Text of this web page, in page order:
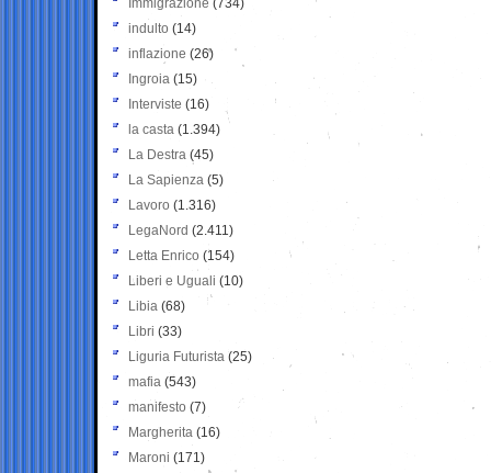
Immigrazione (734)
indulto (14)
inflazione (26)
Ingroia (15)
Interviste (16)
la casta (1.394)
La Destra (45)
La Sapienza (5)
Lavoro (1.316)
LegaNord (2.411)
Letta Enrico (154)
Liberi e Uguali (10)
Libia (68)
Libri (33)
Liguria Futurista (25)
mafia (543)
manifesto (7)
Margherita (16)
Maroni (171)